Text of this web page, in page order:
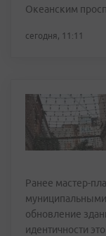
Океанским
сегодня, 11:11
Ранее мастер-
обновление
идентичности